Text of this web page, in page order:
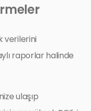
verilerini
raporlar halinde
ulaşıp